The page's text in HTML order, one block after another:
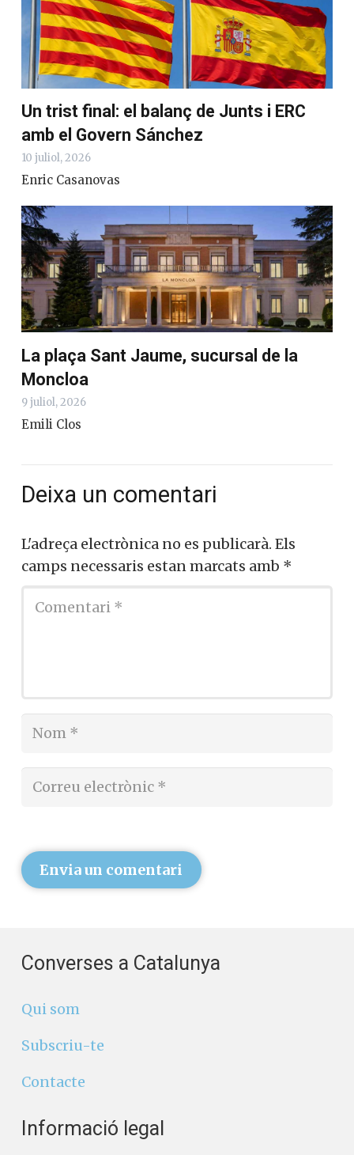
Un trist final: el balanç de Junts i ERC
amb el Govern Sánchez
10 juliol, 2026
Enric Casanovas
La plaça Sant Jaume, sucursal de la
Moncloa
9 juliol, 2026
Emili Clos
Deixa un comentari
L'adreça electrònica no es publicarà. Els
camps necessaris estan marcats amb *
Envia un comentari
Converses a Catalunya
Qui som
Subscriu-te
Contacte
Informació legal